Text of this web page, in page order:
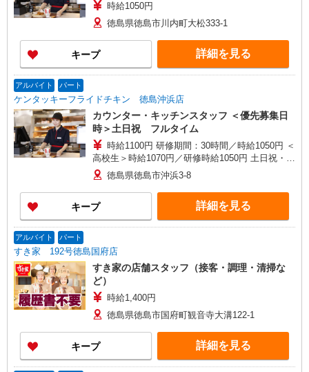
時給1050円
徳島県徳島市川内町大松333-1
キープ 詳細を見る
アルバイト パート
ケンタッキーフライドチキン 徳島沖浜店
カウンター・キッチンスタッフ ＜優先募集日
時＞土日祝 フルタイム
時給1100円 研修期間：30時間／時給1050円 ＜
高校生＞時給1070円／研修時給1050円 土日祝・と
りの日を対象に手当支給（条件に応じて1時間あた
り＋50円〜＋200円） ※条件は面接時に直接お問
い合わせください。
徳島県徳島市沖浜3-8
キープ 詳細を見る
アルバイト パート
すき家 192号徳島国府店
すき家の店舗スタッフ（接客・調理・清掃な
ど）
時給1,400円
徳島県徳島市国府町観音寺大溝122-1
キープ 詳細を見る